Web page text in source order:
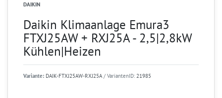
DAIKIN
Daikin Klimaanlage Emura3
FTXJ25AW + RXJ25A - 2,5|2,8kW
Kühlen|Heizen
Variante: DAIK-FTXJ25AW-RXJ25A / VariantenID: 21985